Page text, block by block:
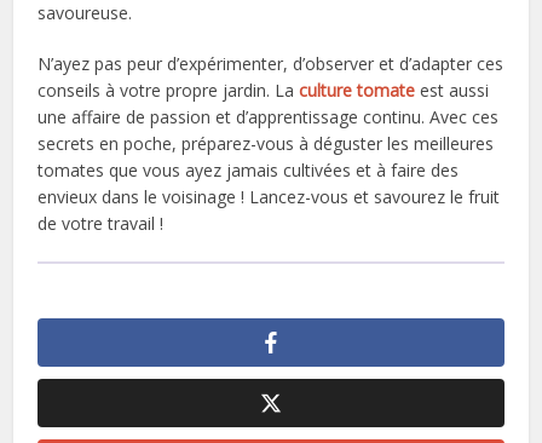
savoureuse.
N’ayez pas peur d’expérimenter, d’observer et d’adapter ces
conseils à votre propre jardin. Laculture tomate est aussi
une affaire de passion et d’apprentissage continu. Avec ces
secrets en poche, préparez-vous à déguster les meilleures
tomates que vous ayez jamais cultivées et à faire des
envieux dans le voisinage ! Lancez-vous et savourez le fruit
de votre travail !